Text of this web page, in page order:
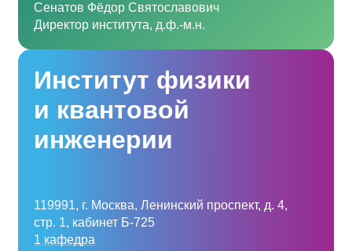
Сенатов Фёдор Святославович
Директор института, д.ф.-м.н.
Институт физики
и квантовой
инженерии
119991, г. Москва, Ленинский проспект, д. 4,
стр. 1, кабинет Б-725
1 кафедра